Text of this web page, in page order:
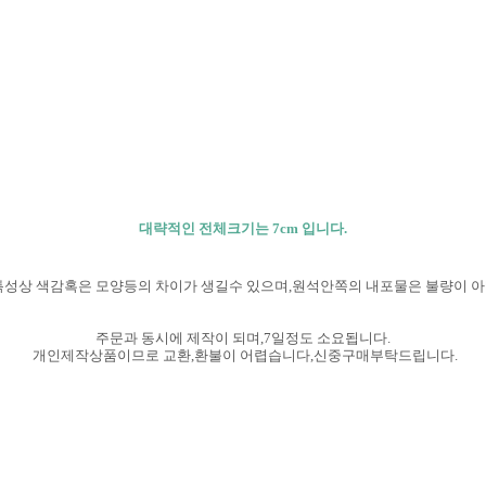
대략적인 전체크기는 7cm 입니다.
상 색감혹은 모양등의 차이가 생길수 있으며,원석안쪽의 내포물은 불량이
주문과 동시에 제작이 되며,7일정도 소요됩니다.
개인제작상품이므로 교환,환불이 어렵습니다,신중구매부탁드립니다.